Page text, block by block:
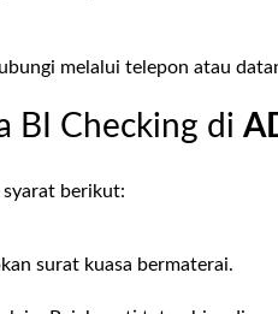
melalui telepon atau
BI Checking di
syarat berikut:
surat kuasa bermaterai.